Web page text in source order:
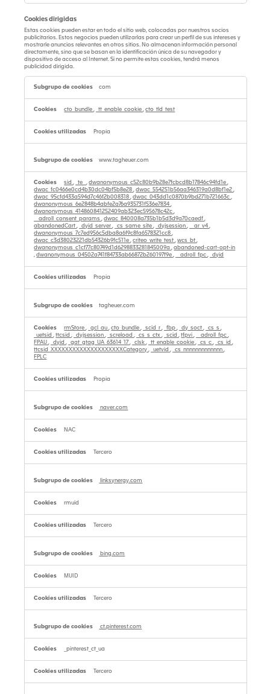
Cookies dirigidas
Estas cookies pueden estar en todo el sitio web, colocadas por nuestros socios
publicitarios. Estos negocios pueden utilizarlas para crear un perfil de sus intereses y
mostrarle anuncios relevantes en otros sitios. No almacenan información personal
directamente, sino que se basan en la identificación única de su navegador y
dispositivo de acceso al Internet. Si no permite estas cookies, tendrá menos
publicidad dirigida.
Cookies
dirigidas
com
cto_bundle, _tt_enable_cookie,cto_tld_test
Propia
www.tagheuer.com
sid, _te_,dwanonymous_c52c80b9b28e7fcbcd8b17846c94fd1e,
dwac_fc0466e0cd4b30dc04bf5b8e28,dwac_554251b56aa346319a0d8bf1e2,
dwac_95cfd433a594d7c46f2b008318,dwac_043dd1c0870b9bd271b721663c,
dwanonymous_6e2848b4abfe2a76a935731f536e7834,
dwanonymous_414860841252409ab323ec595678c42c,
__adroll_consent_params,dwac_840008a735b1b5d3d9a70caedf,
abandonedCart, _dyid_server, _cs_same_site, _dyjsession, __ar_v4,
dwanonymous_7c7ed956c5dba8a6f9c8fa6578321cc8,
dwac_c3d38023221db54326b9fc511e,criteo_write_test,wcs_bt,
dwanonymous_c1cf77c80749d1d6298833281845009a,abandoned-cart-opt-in
,dwanonymous_04502a741f84733ab66872b260197f9e, __adroll_fpc, _dyid
Propia
tagheuer.com
rmStore, _gcl_au,cto_bundle, _scid_r, _fbp, _dy_soct, _cs_s,
_uetsid,ttcsid, _dyjsession, _screload, _cs_s_ctx, _scid,tfpvi, __adroll_fpc,
FPAU, _dyid, _gat_gtag_UA_63614_17, _clsk, _tt_enable_cookie, _cs_c, _cs_id,
ttcsid_XXXXXXXXXXXXXXXXXXXXCategory, _uetvid, _cs_nnnnnnnnnnnnn,
FPLC
Propia
naver.com
NAC
Tercero
linksynergy.com
rmuid
Tercero
bing.com
MUID
Tercero
ct.pinterest.com
_pinterest_ct_ua
Tercero